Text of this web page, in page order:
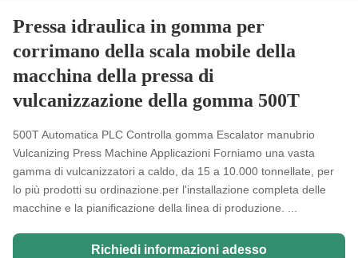
Pressa idraulica in gomma per
corrimano della scala mobile della
macchina della pressa di
vulcanizzazione della gomma 500T
500T Automatica PLC Controlla gomma Escalator manubrio
Vulcanizing Press Machine Applicazioni Forniamo una vasta
gamma di vulcanizzatori a caldo, da 15 a 10.000 tonnellate, per
lo più prodotti su ordinazione.per l'installazione completa delle
macchine e la pianificazione della linea di produzione. ...
Richiedi informazioni adesso